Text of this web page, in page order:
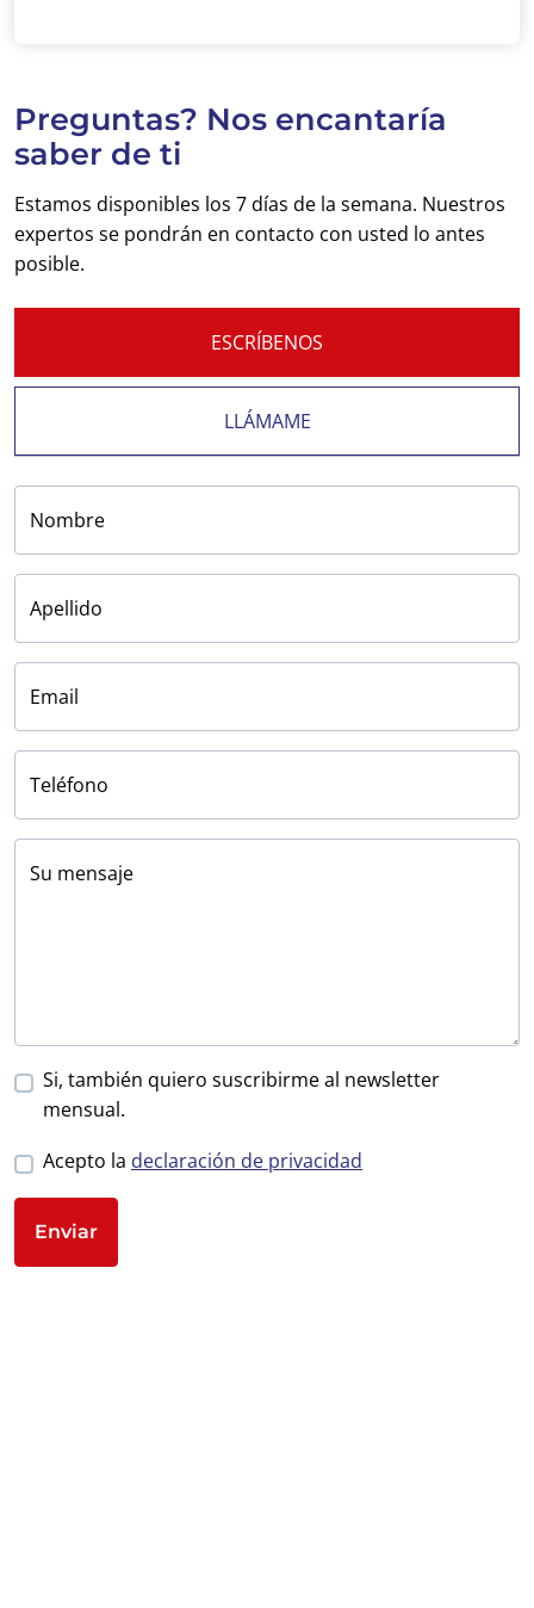
Preguntas? Nos encantaría
saber de ti
Estamos disponibles los 7 días de la semana. Nuestros
expertos se pondrán en contacto con usted lo antes
posible.
ESCRÍBENOS
LLÁMAME
Nombre
Apellido
Email
Teléfono
Su mensaje
Si, también quiero suscribirme al newsletter
mensual.
Acepto la declaración de privacidad
Enviar